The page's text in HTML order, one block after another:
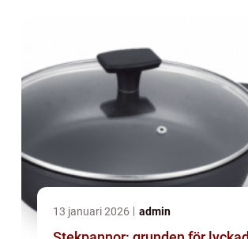
13 januari 2026 admin